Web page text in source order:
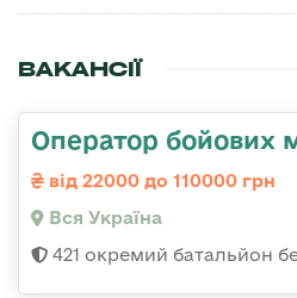
ВАКАНСІЇ
Оператор бойових
від 22000 до 110000 грн
Вся Україна
421 окремий батальйон